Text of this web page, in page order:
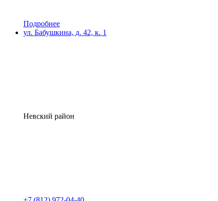
Подробнее
ул. Бабушкина, д. 42, к. 1
Невский район